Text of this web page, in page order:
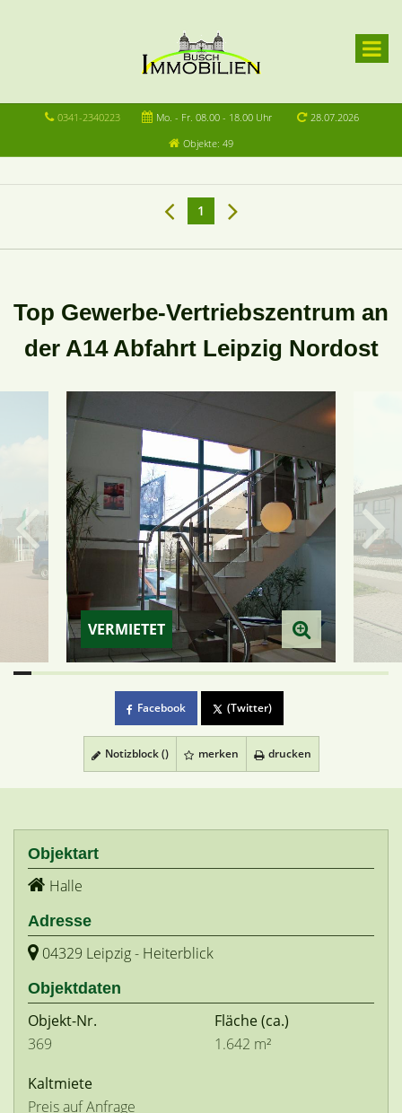
0341-2340223 Mo. - Fr. 08.00 - 18.00 Uhr
28.07.2026
Objekte: 49
1
Top Gewerbe-Vertriebszentrum an
der A14 Abfahrt Leipzig Nordost
VERMIETET
Facebook (Twitter)
Notizblock () merken drucken
Objektart
Halle
Adresse
04329 Leipzig - Heiterblick
Objektdaten
Objekt-Nr.
369
Fläche(ca.)
1.642 m²
Kaltmiete
Preis auf Anfrage